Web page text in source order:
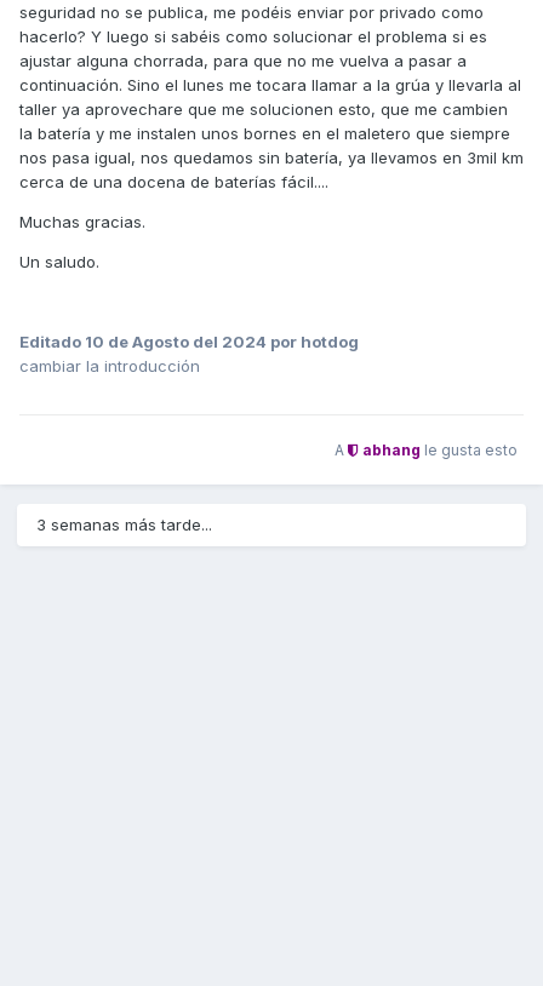
seguridad no se publica, me podéis enviar por privado como
hacerlo? Y luego si sabéis como solucionar el problema si es
ajustar alguna chorrada, para que no me vuelva a pasar a
continuación. Sino el lunes me tocara llamar a la grúa y llevarla al
taller ya aprovechare que me solucionen esto, que me cambien
la batería y me instalen unos bornes en el maletero que siempre
nos pasa igual, nos quedamos sin batería, ya llevamos en 3mil km
cerca de una docena de baterías fácil....
Muchas gracias.
Un saludo.
Editado 10 de Agosto del 2024 por hotdog
cambiar la introducción
A abhang le gusta esto
3 semanas más tarde...